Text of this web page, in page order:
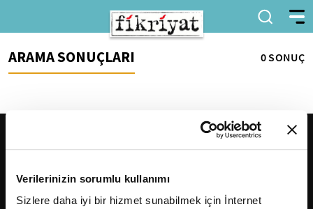
Verilerinizin sorumlu kullanımı
Sizlere daha iyi bir hizmet sunabilmek için İnternet
ARAMA SONUÇLARI 0 SONUÇ